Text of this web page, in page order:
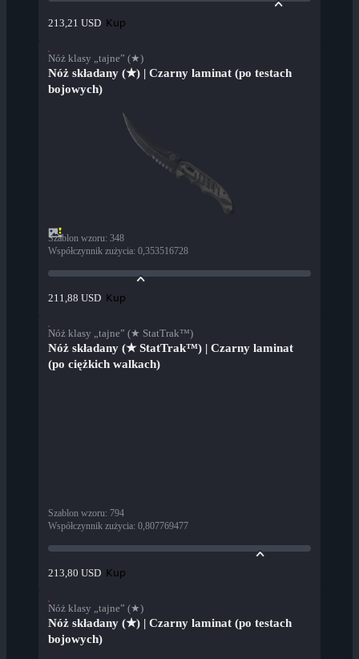
213,21 USD Kup
Nóż klasy „tajne” (★)
Nóż składany (★) | Czarny laminat (po testach
bojowych)
Szablon wzoru: 348
Współczynnik zużycia: 0,353516728
211,88 USD Kup
Nóż klasy „tajne” (★ StatTrak™)
Nóż składany (★ StatTrak™) | Czarny laminat
(po ciężkich walkach)
Szablon wzoru: 794
Współczynnik zużycia: 0,807769477
213,80 USD Kup
Nóż klasy „tajne” (★)
Nóż składany (★) | Czarny laminat (po testach
bojowych)